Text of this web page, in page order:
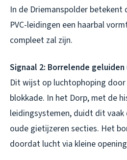
In de Driemanspolder betekent
PVC-leidingen een haarbal
compleet zal zijn.
Signaal 2: Borrelende
Dit wijst op luchtophoping
blokkade. In het Dorp, met de
leidingsystemen, duidt dit vaak
oude gietijzeren secties. Het
doordat lucht via kleine